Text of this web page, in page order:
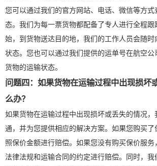
您可以通过我们的官方网站、电话、微信等方式
态。我们为每一票货物都配备了专人进行全程跟
始，到货物送达目的地，我们的工作人员会随
状态。您也可以通过我们提供的运单号在航空
货物的运输状态。
问题四：如果货物在运输过程中出现损坏
么办？
如果货物在运输过程中出现损坏或丢失的情况，
通，并为您提供相应的解决方案。如果您购买
照保价金额进行赔偿。如果您没有购买保价服务
法律法规和运输合同的约定进行赔偿。同时，